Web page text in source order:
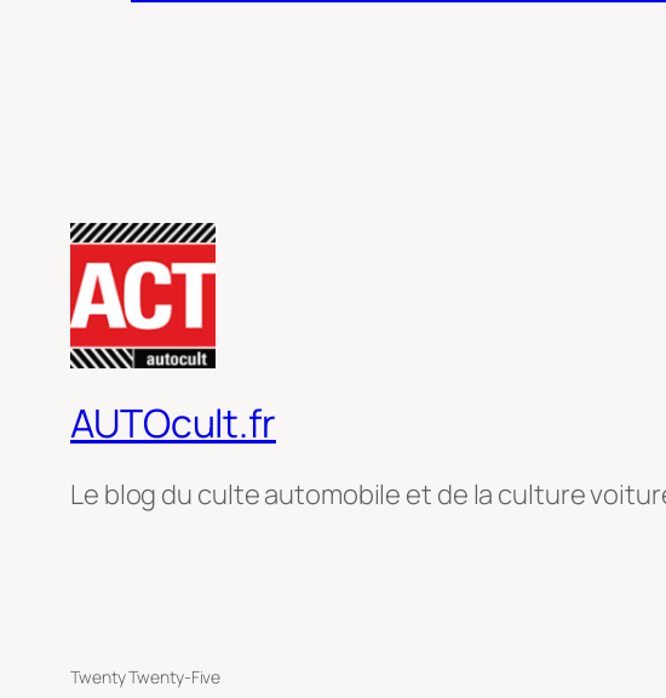
AUTOcult.fr
Le blog du culte automobile et de la culture
Twenty Twenty-Five